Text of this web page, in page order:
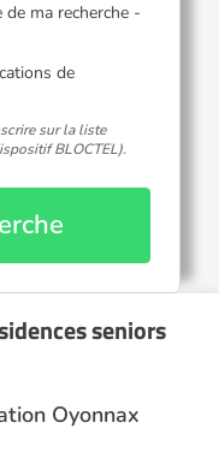
ma recherche -
de
sur la liste
BLOCTEL).
seniors
Oyonnax